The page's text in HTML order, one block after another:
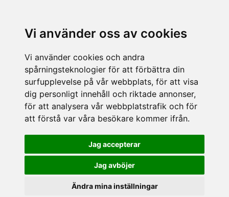
Vi använder oss av cookies
Vi använder cookies och andra
spårningsteknologier för att förbättra din
surfupplevelse på vår webbplats, för att visa
dig personligt innehåll och riktade annonser,
för att analysera vår webbplatstrafik och för
att förstå var våra besökare kommer ifrån.
Jag accepterar
Jag avböjer
Ändra mina inställningar